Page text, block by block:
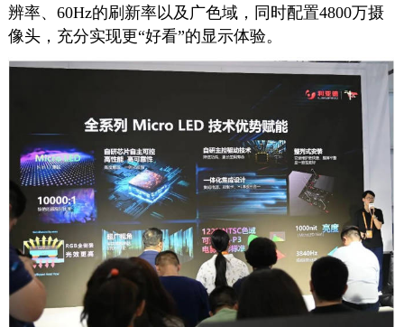
辨率、60Hz的刷新率以及广色域，同时配置4800万摄
像头，充分实现更“好看”的显示体验。